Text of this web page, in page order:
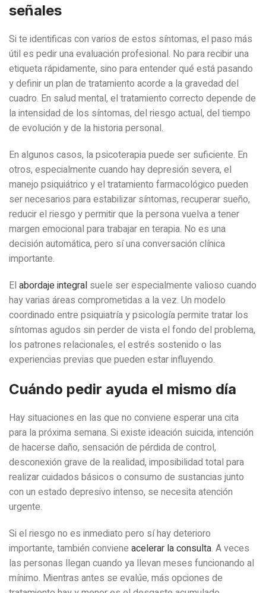
señales
Si te identificas con varios de estos síntomas, el paso más
útil es pedir una evaluación profesional. No para recibir una
etiqueta rápidamente, sino para entender qué está pasando
y definir un plan de tratamiento acorde a la gravedad del
cuadro. En salud mental, el tratamiento correcto depende de
la intensidad de los síntomas, del riesgo actual, del tiempo
de evolución y de la historia personal.
En algunos casos, la psicoterapia puede ser suficiente. En
otros, especialmente cuando hay depresión severa, el
manejo psiquiátrico y el tratamiento farmacológico pueden
ser necesarios para estabilizar síntomas, recuperar sueño,
reducir el riesgo y permitir que la persona vuelva a tener
margen emocional para trabajar en terapia. No es una
decisión automática, pero sí una conversación clínica
importante.
El abordaje integral suele ser especialmente valioso cuando
hay varias áreas comprometidas a la vez. Un modelo
coordinado entre psiquiatría y psicología permite tratar los
síntomas agudos sin perder de vista el fondo del problema,
los patrones relacionales, el estrés sostenido o las
experiencias previas que pueden estar influyendo.
Cuándo pedir ayuda el mismo día
Hay situaciones en las que no conviene esperar una cita
para la próxima semana. Si existe ideación suicida, intención
de hacerse daño, sensación de pérdida de control,
desconexión grave de la realidad, imposibilidad total para
realizar cuidados básicos o consumo de sustancias junto
con un estado depresivo intenso, se necesita atención
urgente.
Si el riesgo no es inmediato pero sí hay deterioro
importante, también conviene acelerar la consulta. A veces
las personas llegan cuando ya llevan meses funcionando al
mínimo. Mientras antes se evalúe, más opciones de